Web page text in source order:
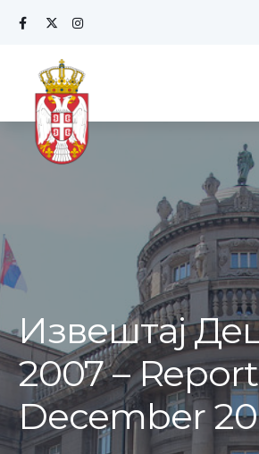
Skip
content
Извештај
2007 – Report
December
Search